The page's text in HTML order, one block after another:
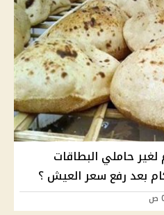
لغير حاملي البطاقات
بعد رفع سعر العيش ؟